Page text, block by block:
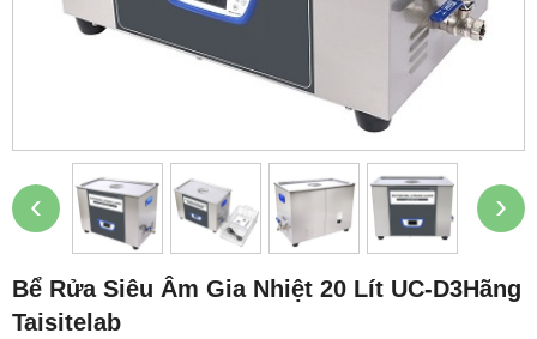
‹ ›
Bể Rửa Siêu Âm Gia Nhiệt 20 Lít UC-D3Hãng
Taisitelab